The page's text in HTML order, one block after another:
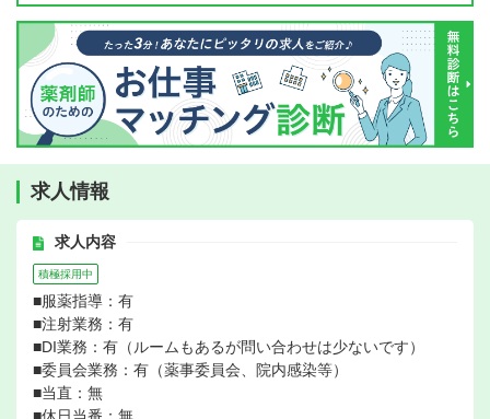
求人情報
求人内容
積極採用中
■服薬指導：有
■注射業務：有
■DI業務：有（ルームもあるが問い合わせは少ないです）
■委員会業務：有（薬事委員会、院内感染等）
■当直：無